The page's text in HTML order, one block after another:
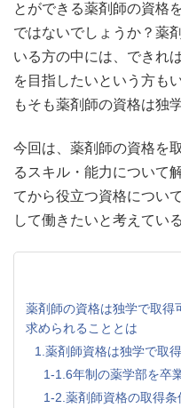
とができる薬剤師の資格
ではないでしょうか？薬
いる方の中には、できれ
を目指したいという方も
もそも薬剤師の資格は独
今回は、薬剤師の資格を
るスキル・能力について
てから役立つ資格につい
して働きたいと考えてい
薬剤師の資格は独学で取得
求められることとは
1.薬剤師資格は独学で取
1-1.6年制の薬学部を卒
1-2.薬剤師資格の取得条